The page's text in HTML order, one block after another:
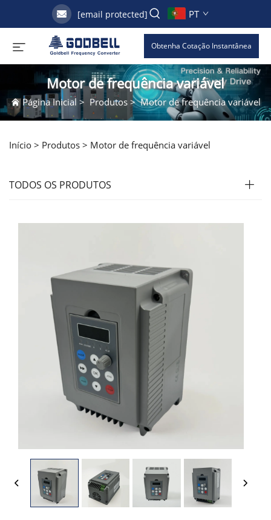
[email protected] PT
Obtenha Cotação Instantânea
Motor de frequência variável
Página Inicial> Produtos>Motor de frequência variável
Início > Produtos > Motor de frequência variável
TODOS OS PRODUTOS